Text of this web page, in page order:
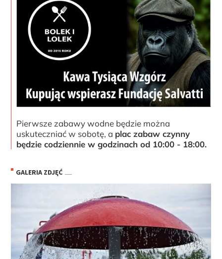
Pierwsze zabawy wodne będzie można
uskuteczniać w sobotę, a plac zabaw czynny
będzie codziennie w godzinach od 10:00 - 18:00.
GALERIA ZDJĘĆ